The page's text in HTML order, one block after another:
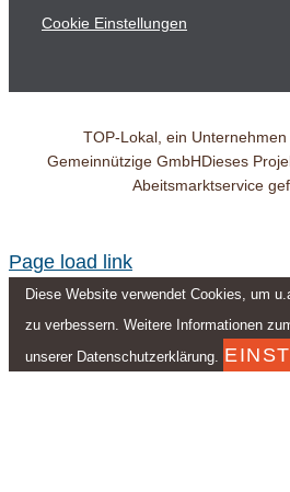
Cookie Einstellungen
TOP-Lokal, ein
Gemeinnützige GmbHDieses
Abeitsmarktservice
Page load link
Diese Website verwendet Cookies, um
zu verbessern. Weitere Informationen
unserer Datenschutzerklärung.